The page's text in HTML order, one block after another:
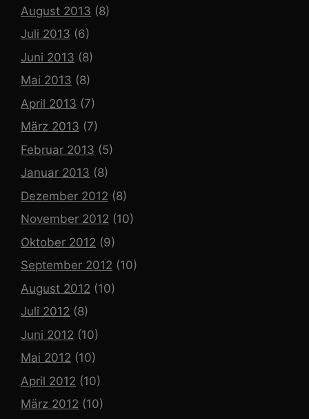
August 2013 (8)
Juli 2013 (6)
Juni 2013 (8)
Mai 2013 (8)
April 2013 (7)
März 2013 (7)
Februar 2013 (5)
Januar 2013 (8)
Dezember 2012 (8)
November 2012 (10)
Oktober 2012 (9)
September 2012 (10)
August 2012 (10)
Juli 2012 (8)
Juni 2012 (10)
Mai 2012 (10)
April 2012 (10)
März 2012 (10)